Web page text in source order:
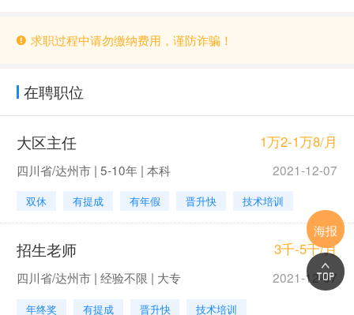
求职过程中请勿缴纳费用，谨防诈骗！
在聘职位
大区主任 1万2-1万8/月
四川省/达州市 | 5-10年 | 本科 2021-12-07
双休 有提成 有年假 晋升快 技术培训
招生老师 3千-5千/月
四川省/达州市 | 经验不限 | 大专 2021-12-07
年终奖 有提成 晋升快 技术培训
海报